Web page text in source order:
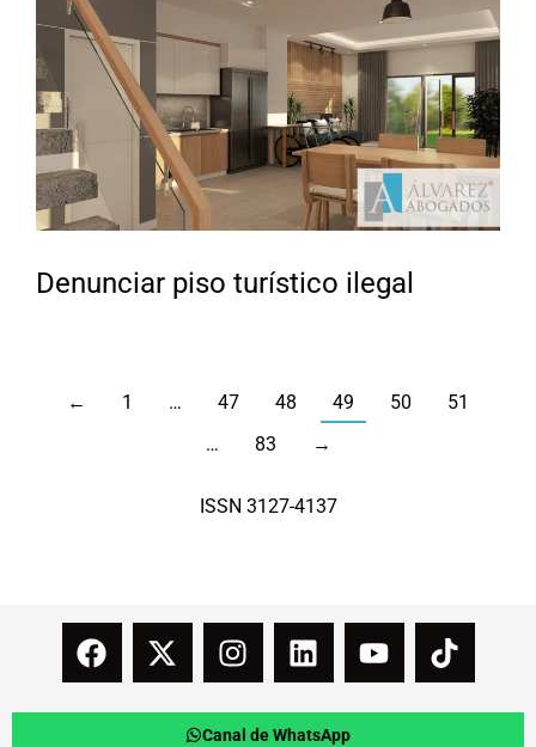
Denunciar piso turístico ilegal
← 1 … 47 48 49 50
51
…
83 →
ISSN 3127-4137
Canal de WhatsApp